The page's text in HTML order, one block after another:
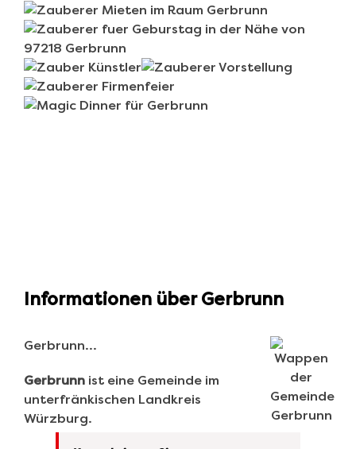
Informationen über Gerbrunn
Gerbrunn…
Gerbrunn ist eine Gemeinde im
unterfränkischen Landkreis
Würzburg.